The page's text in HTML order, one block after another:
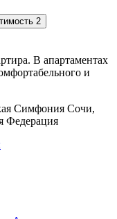
2
B апартаментах
и
Симфония Сочи,
Федерация